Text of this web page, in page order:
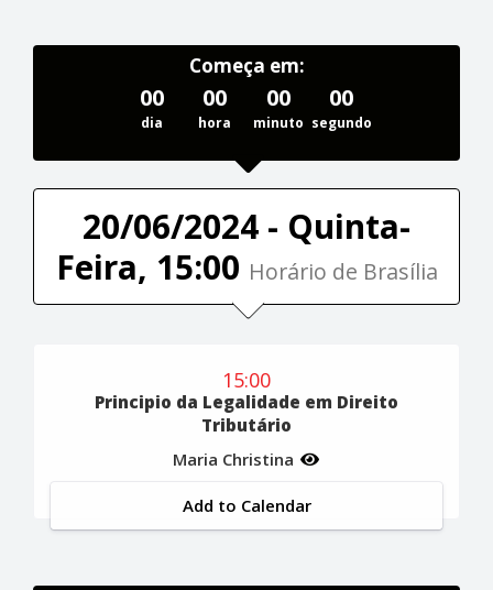
Começa em:
00
dia
00
hora
00
minuto
00
segundo
20/06/2024 - Quinta-
Feira, 15:00 Horário de Brasília
15:00
Principio da Legalidade em Direito
Tributário
Maria Christina
Add to Calendar